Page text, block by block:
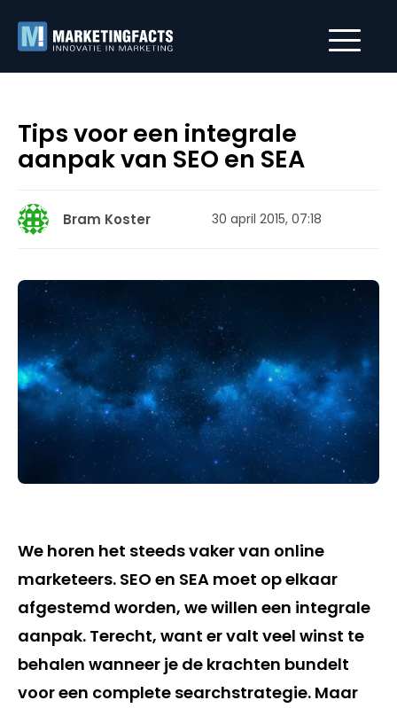
Tips voor een integrale
aanpak van SEO en SEA
Bram Koster 30 april 2015, 07:18
We horen het steeds vaker van online
marketeers. SEO en SEA moet op elkaar
afgestemd worden, we willen een integrale
aanpak. Terecht, want er valt veel winst te
behalen wanneer je de krachten bundelt
voor een complete searchstrategie. Maar